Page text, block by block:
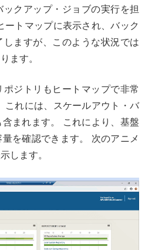
クアップ・ジョブの実行を担
ートマップに表示され、バック
ますが、このような状況では
ます。
ジトリもヒートマップで非常
これには、スケールアウト・バ
まれます。 これにより、基盤
を確認できます。 次のアニメ
します。